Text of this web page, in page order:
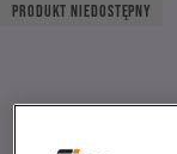
PRODUKT NIEDOSTĘPNY